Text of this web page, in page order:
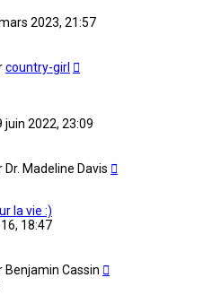
2023, 21:57
country-girl
juin 2022, 23:09
Dr. Madeline Davis
la vie :)
18:47
Benjamin Cassin